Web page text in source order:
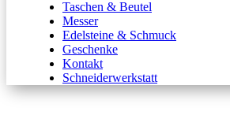
Taschen & Beutel
Messer
Edelsteine & Schmuck
Geschenke
Kontakt
Schneiderwerkstatt